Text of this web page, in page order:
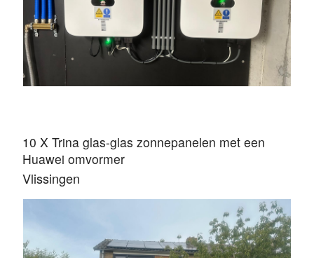
10 X Trina glas-glas zonnepanelen met een
Huawei omvormer
Vlissingen